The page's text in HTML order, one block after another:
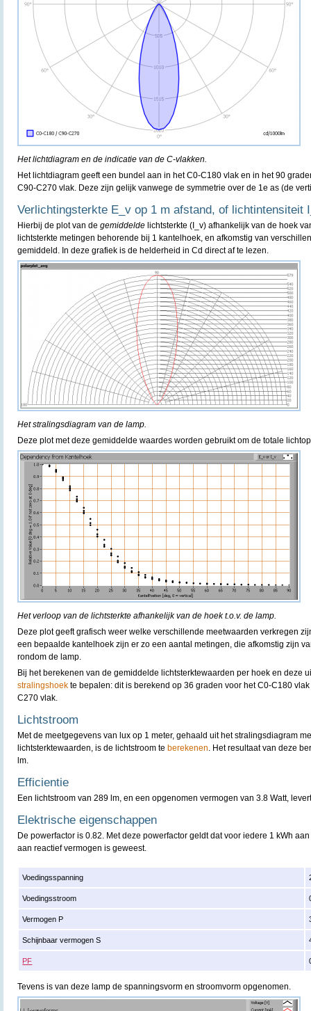
Het lichtdiagram en de indicatie van de C-vlakken.
Het lichtdiagram geeft een bundel aan in het C0-C180 vlak en in het 90
C90-C270 vlak. Deze zijn gelijk vanwege de symmetrie over de 1e as (de
Verlichtingsterkte E_v op 1 m afstand, of lichtintensiteit
Hierbij de plot van de gemiddelde lichtsterkte (I_v) afhankelijk van de hoek
lichtsterkte metingen behorende bij 1 kantelhoek, en afkomstig van
gemiddeld. In deze grafiek is de helderheid in Cd direct af te lezen.
Het stralingsdiagram van de lamp.
Deze plot met deze gemiddelde waardes worden gebruikt om de totale
Het verloop van de lichtsterkte afhankelijk van de hoek t.o.v. de lamp.
Deze plot geeft grafisch weer welke verschillende meetwaarden verkregen
een bepaalde kantelhoek zijn er zo een aantal metingen, die afkomstig zijn
rondom de lamp.
Bij het berekenen van de gemiddelde lichtsterktewaarden per hoek en deze
stralingshoek te bepalen: dit is berekend op 36 graden voor het C0-C180
C270 vlak.
Lichtstroom
Met de meetgegevens van lux op 1 meter, gehaald uit het stralingsdiagram
lichtsterktewaarden, is de lichtstroom te berekenen. Het resultaat van deze
lm.
Efficientie
Een lichtstroom van 289 lm, en een opgenomen vermogen van 3.8 Watt,
Elektrische eigenschappen
De powerfactor is 0.82. Met deze powerfactor geldt dat voor iedere 1 kWh
aan reactief vermogen is geweest.
Voedingsspanning
Voedingsstroom
Vermogen P
Schijnbaar vermogen S
PF
Tevens is van deze lamp de spanningsvorm en stroomvorm opgenomen.